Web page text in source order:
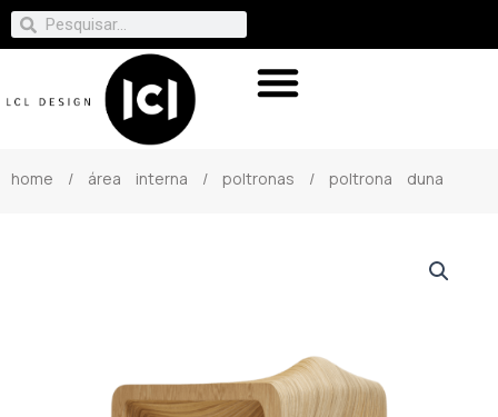
home / área interna / poltronas / poltrona duna